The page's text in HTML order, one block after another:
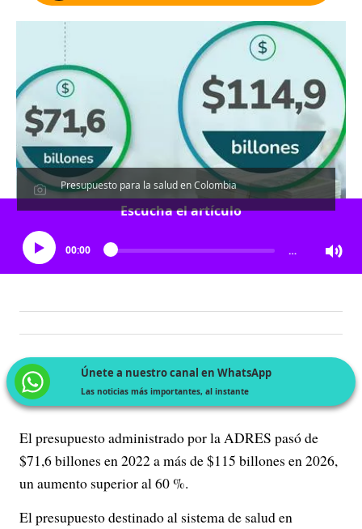
Presupuesto para la salud en Colombia
Escucha el artículo
00:00 …
Únete a nuestro canal en WhatsApp
Las noticias más importantes, al instante
El presupuesto administrado por la ADRES pasó de
$71,6 billones en 2022 a más de $115 billones en 2026,
un aumento superior al 60 %.
El presupuesto destinado al sistema de salud en